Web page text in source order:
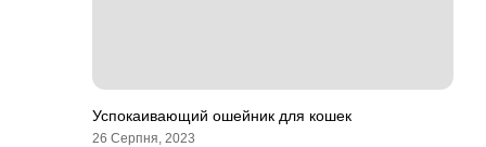
Успокаивающий ошейник для кошек
26 Серпня, 2023